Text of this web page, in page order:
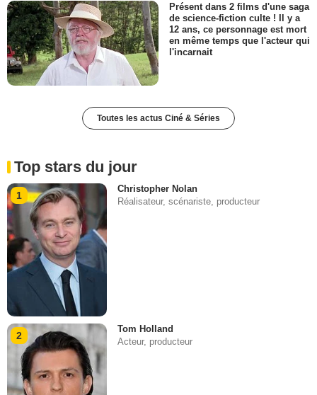
Présent dans 2 films d'une saga
de science-fiction culte ! Il y a
12 ans, ce personnage est mort
en même temps que l'acteur qui
l'incarnait
Toutes les actus Ciné & Séries
Top stars du jour
1
Christopher Nolan
Réalisateur, scénariste, producteur
2
Tom Holland
Acteur, producteur